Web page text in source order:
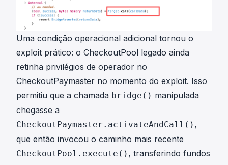
Uma condição operacional adicional tornou o
exploit prático: o CheckoutPool legado ainda
retinha privilégios de operador no
CheckoutPaymaster no momento do exploit. Isso
permitiu que a chamada bridge() manipulada
chegasse a
CheckoutPaymaster.activateAndCall() ,
que então invocou o caminho mais recente
CheckoutPool.execute() , transferindo fundos